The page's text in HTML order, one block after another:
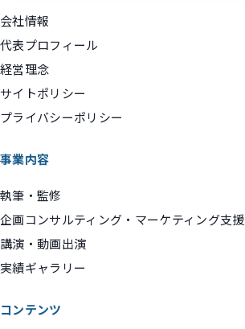
会社情報
代表プロフィール
経営理念
サイトポリシー
プライバシーポリシー
事業内容
執筆・監修
企画コンサルティング・マーケティング支援
講演・動画出演
実績ギャラリー
コンテンツ